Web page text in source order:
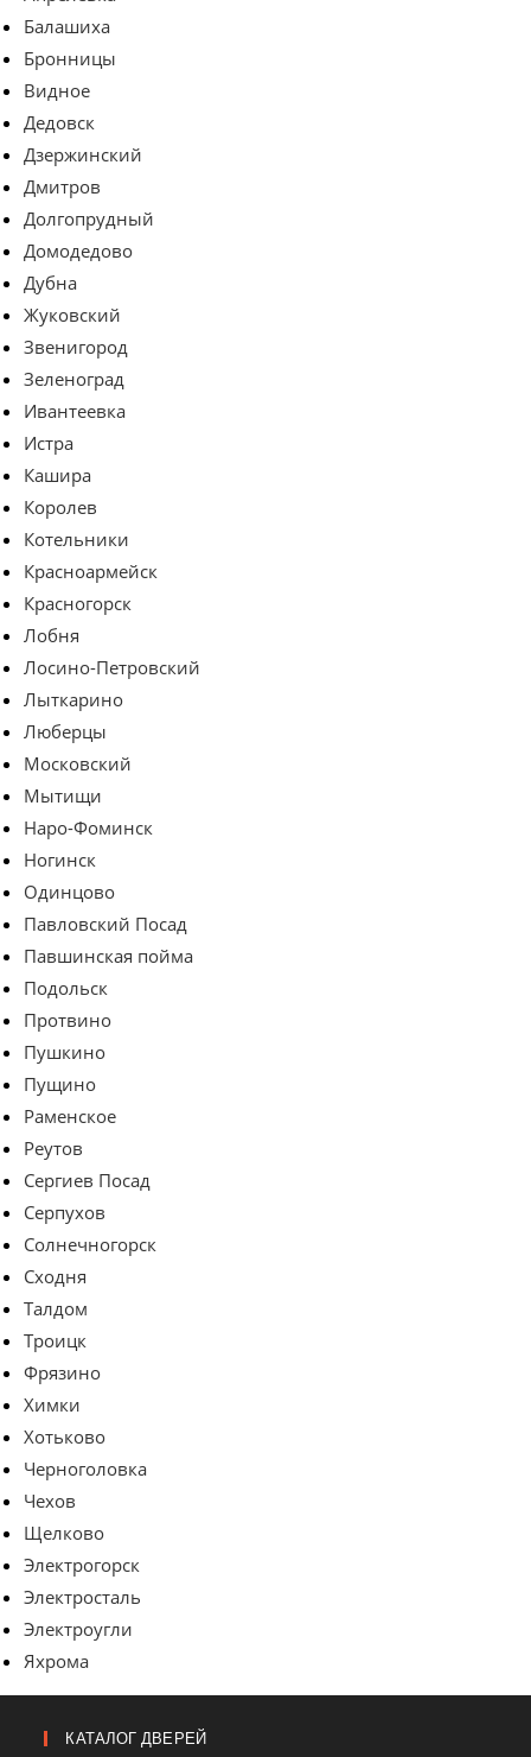
Балашиха
Бронницы
Видное
Дедовск
Дзержинский
Дмитров
Долгопрудный
Домодедово
Дубна
Жуковский
Звенигород
Зеленоград
Ивантеевка
Истра
Кашира
Королев
Котельники
Красноармейск
Красногорск
Лобня
Лосино-Петровский
Лыткарино
Люберцы
Московский
Мытищи
Наро-Фоминск
Ногинск
Одинцово
Павловский Посад
Павшинская пойма
Подольск
Протвино
Пушкино
Пущино
Раменское
Реутов
Сергиев Посад
Серпухов
Солнечногорск
Сходня
Талдом
Троицк
Фрязино
Химки
Хотьково
Черноголовка
Чехов
Щелково
Электрогорск
Электросталь
Электроугли
Яхрома
КАТАЛОГ ДВЕРЕЙ